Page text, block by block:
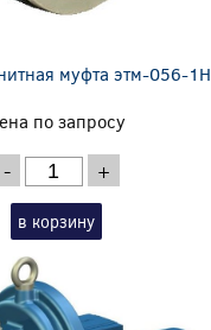
муфта этм-056-1Н
по запросу
- +
в корзину